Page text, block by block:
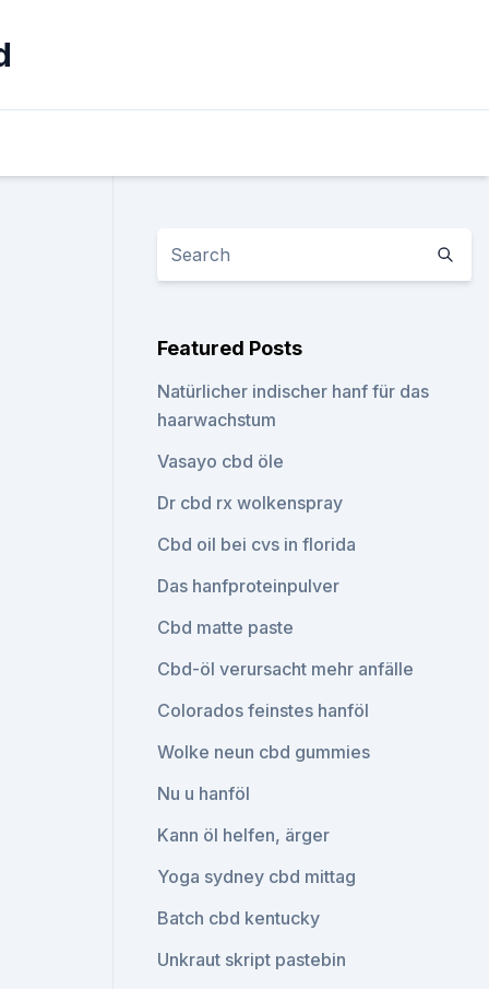
Featured Posts
Natürlicher indischer hanf für das
haarwachstum
Vasayo cbd öle
Dr cbd rx wolkenspray
Cbd oil bei cvs in florida
Das hanfproteinpulver
Cbd matte paste
Cbd-öl verursacht mehr anfälle
Colorados feinstes hanföl
Wolke neun cbd gummies
Nu u hanföl
Kann öl helfen, ärger
Yoga sydney cbd mittag
Batch cbd kentucky
Unkraut skript pastebin